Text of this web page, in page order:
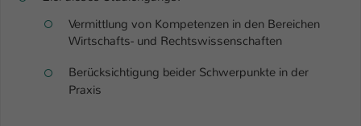
Vermittlung von Kompetenzen in den Bereichen
Wirtschafts- und Rechtswissenschaften
Berücksichtigung beider Schwerpunkte in der
Praxis
Zweck
Einstellungen. Unter anderem eine zufällig
generierte ID, für die historische
Speicherung Ihrer vorgenommen
Betreiber dies eingestellt hat.